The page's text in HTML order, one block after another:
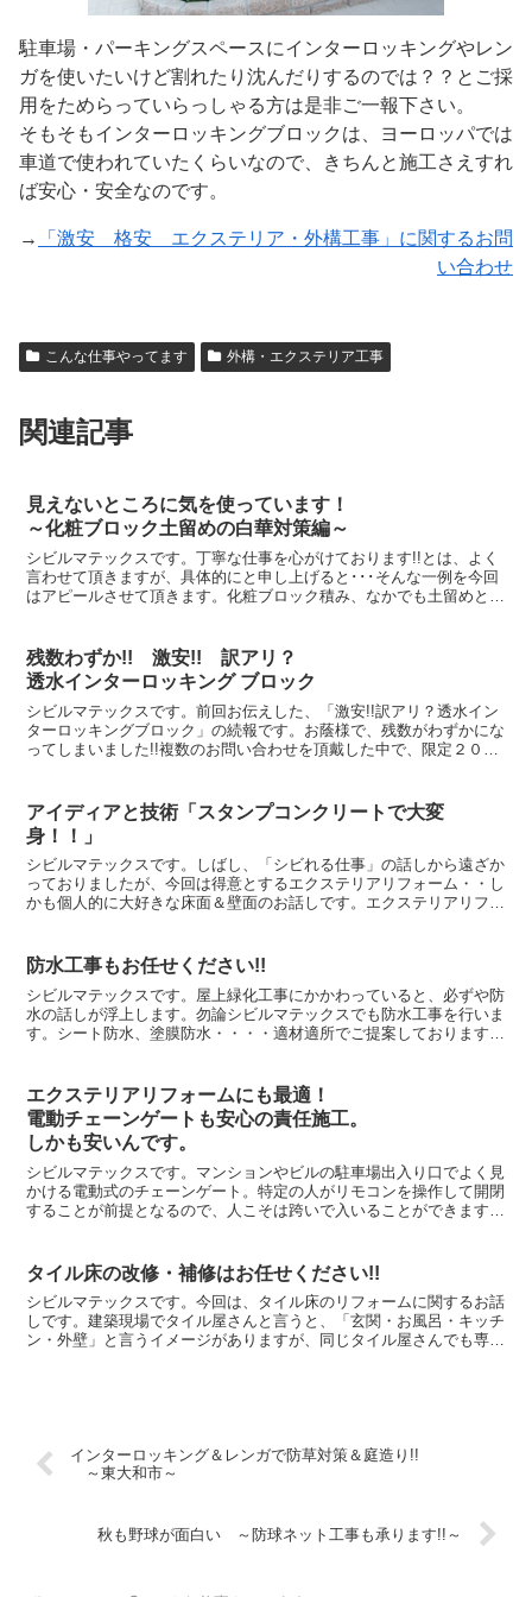
駐車場・パーキングスペースにインターロッキングやレン
ガを使いたいけど割れたり沈んだりするのでは？？とご採
用をためらっていらっしゃる方は是非ご一報下さい。
そもそもインターロッキングブロックは、ヨーロッパでは
車道で使われていたくらいなので、きちんと施工さえすれ
ば安心・安全なのです。
→
「激安 格安 エクステリア・外構工事」に関するお問
い合わせ
こんな仕事やってます 外構・エクステリア工事
関連記事
見えないところに気を使っています！
～化粧ブロック土留めの白華対策編～
シビルマテックスです。丁寧な仕事を心がけております!!とは、よく
言わせて頂きますが、具体的にと申し上げると･･･そんな一例を今回
はアピールさせて頂きます。化粧ブロック積み、なかでも土留めとし
残数わずか!! 激安!! 訳アリ？
透水インターロッキング ブロック
シビルマテックスです。前回お伝えした、「激安!!訳アリ？透水イン
ターロッキングブロック」の続報です。お蔭様で、残数がわずかにな
ってしまいました!!複数のお問い合わせを頂戴した中で、限定２００
アイディアと技術「スタンプコンクリートで大変
身！！」
シビルマテックスです。しばし、「シビれる仕事」の話しから遠ざか
っておりましたが、今回は得意とするエクステリアリフォーム・・し
かも個人的に大好きな床面＆壁面のお話しです。エクステリアリフォ
防水工事もお任せください!!
シビルマテックスです。屋上緑化工事にかかわっていると、必ずや防
水の話しが浮上します。勿論シビルマテックスでも防水工事を行いま
す。シート防水、塗膜防水・・・・適材適所でご提案しております。
エクステリアリフォームにも最適！
電動チェーンゲートも安心の責任施工。
しかも安いんです。
シビルマテックスです。マンションやビルの駐車場出入り口でよく見
かける電動式のチェーンゲート。特定の人がリモコンを操作して開閉
することが前提となるので、人こそは跨いで入いることができますが
タイル床の改修・補修はお任せください!!
シビルマテックスです。今回は、タイル床のリフォームに関するお話
しです。建築現場でタイル屋さんと言うと、「玄関・お風呂・キッチ
ン・外壁」と言うイメージがありますが、同じタイル屋さんでも専門
インターロッキング＆レンガで防草対策＆庭造り!!
～東大和市～
秋も野球が面白い ～防球ネット工事も承ります!!～